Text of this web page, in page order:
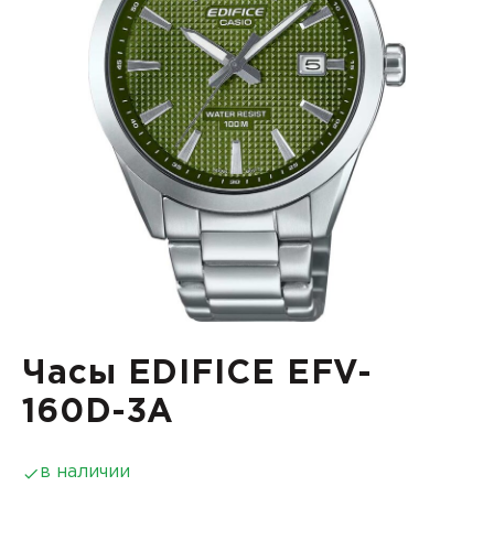
Часы EDIFICE EFV-
160D-3A
в наличии